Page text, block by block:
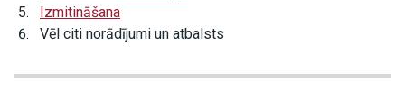
Izmitināšana
Vēl citi norādījumi un atbalsts